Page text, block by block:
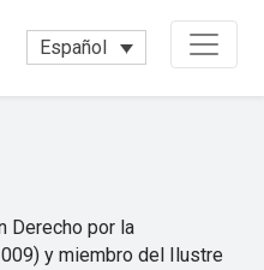
Español
Derecho por la
y miembro del Ilustre